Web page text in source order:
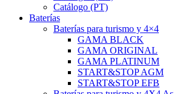
Catálogo (PT)
Baterías
Baterías para turismo y 4×4
GAMA BLACK
GAMA ORIGINAL
GAMA PLATINUM
START&STOP AGM
START&STOP EFB